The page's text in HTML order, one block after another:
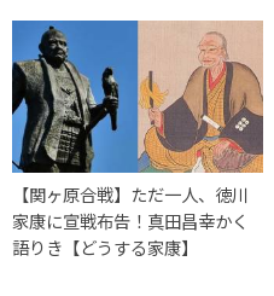
【関ヶ原合戦】ただ一人、徳川
家康に宣戦布告！真田昌幸かく
語りき【どうする家康】